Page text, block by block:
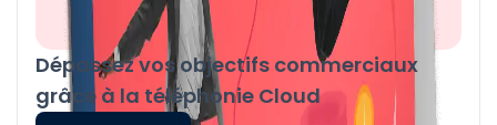
Dépassez vos objectifs commerciaux
grâce à la téléphonie Cloud